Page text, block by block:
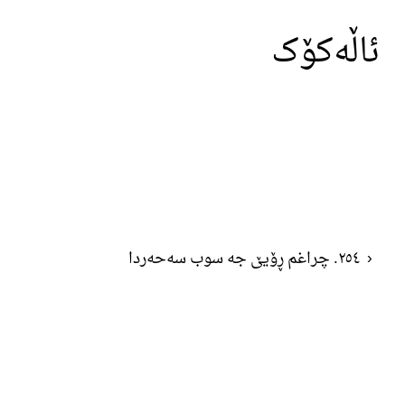
ئاڵەکۆک
‹ ٢٥٤. چراغم ڕۆیێ جە سوب سەحەردا